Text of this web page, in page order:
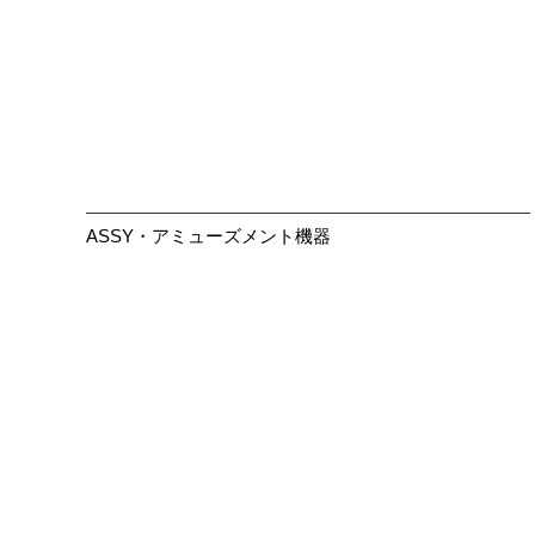
ASSY・アミューズメント機器